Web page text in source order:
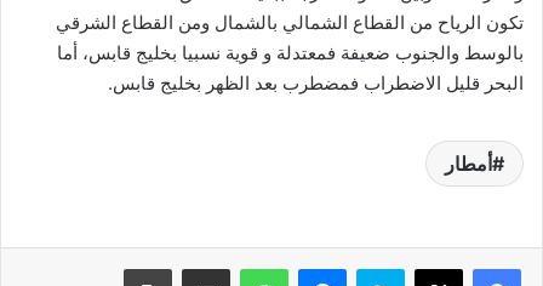
تكون الرياح من القطاع الشمالي بالشمال ومن القطاع الشرقي
بالوسط والجنوب ضعيفة فمعتدلة و قوية نسبيا بخليج قابس، أما
البحر قليل الاضطراب فمضطرب بعد الظهر بخليج قابس.
أمطار
فيسبوك سكايب واتساب